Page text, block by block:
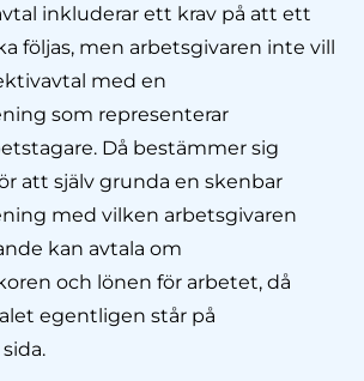
inkluderar ett krav på att ett
följas, men arbetsgivaren inte vill
med en
som representerar
Då bestämmer sig
att själv grunda en skenbar
med vilken arbetsgivaren
kan avtala om
och lönen för arbetet, då
egentligen står på